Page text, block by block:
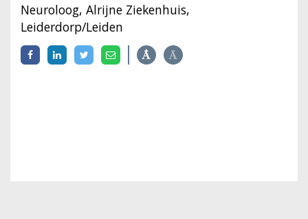
Neuroloog, Alrijne Ziekenhuis,
Leiderdorp/Leiden